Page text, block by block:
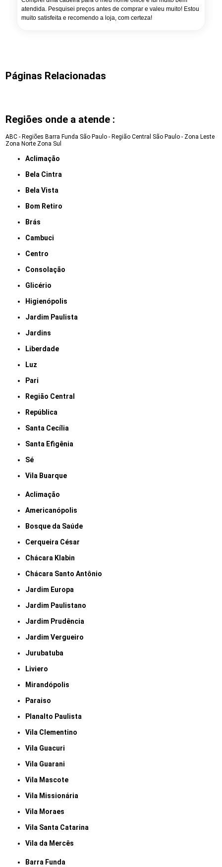
atendida. Pesquisei preços antes de comprar e valeu muito! Estou
muito satisfeita e recomendo a loja, com certeza!
Páginas Relacionadas
Regiões onde a atende :
ABC - Regiões Barra Funda São Paulo - Região Central São Paulo - Zona Leste
Zona Norte Zona Sul
Aclimação
Bela Cintra
Bela Vista
Bom Retiro
Brás
Cambuci
Centro
Consolação
Glicério
Higienópolis
Jardim Paulista
Jardins
Liberdade
Luz
Pari
Região Central
República
Santa Cecília
Santa Efigênia
Sé
Vila Buarque
Aclimação
Americanópolis
Bosque da Saúde
Cerqueira César
Chácara Klabin
Chácara Santo Antônio
Jardim Europa
Jardim Paulistano
Jardim Prudência
Jardim Vergueiro
Jurubatuba
Liviero
Mirandópolis
Paraiso
Planalto Paulista
Vila Clementino
Vila Guacuri
Vila Guarani
Vila Mascote
Vila Missionária
Vila Moraes
Vila Santa Catarina
Vila da Mercês
Barra Funda